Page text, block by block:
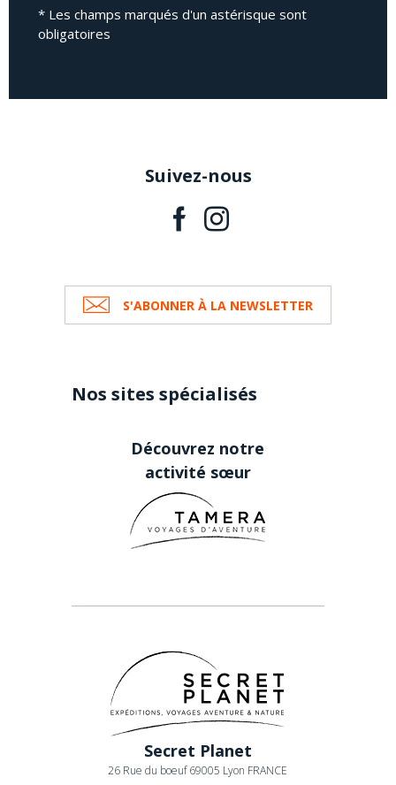
* Les champs marqués d'un astérisque sont
obligatoires
Suivez-nous
S'ABONNER À LA NEWSLETTER
Nos sites spécialisés
Découvrez notre
activité sœur
Secret Planet
26 Rue du boeuf 69005 Lyon FRANCE